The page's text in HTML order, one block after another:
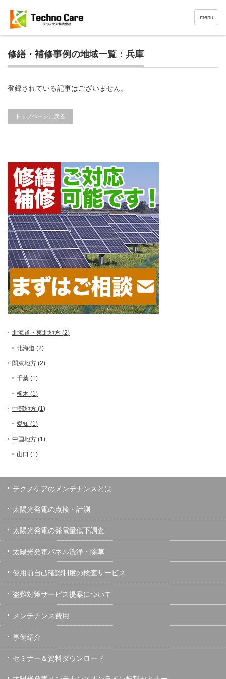
menu
修繕・補修事例の地域一覧：兵庫
登録されている記事はございません。
トップページに戻る
北海道・東北地方 (2)
北海道 (2)
関東地方 (2)
千葉 (1)
栃木 (1)
中部地方 (1)
愛知 (1)
中国地方 (1)
山口 (1)
テクノケアのメンテナンスとは
太陽光発電の点検・計測
太陽光発電の発電量低下調査
太陽光発電パネル洗浄・除草
使用前自己確認制度の検査サービス
盗難対策サービス提案について
メンテナンス費用
事例紹介
セミナー＆資料ダウンロード